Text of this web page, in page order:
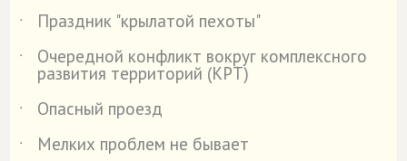
˙
Праздник "крылатой пехоты"
˙
Очередной конфликт вокруг комплексного
развития территорий (КРТ)
˙
Опасный проезд
˙
Мелких проблем не бывает